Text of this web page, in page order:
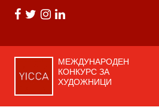
МЕЖДУНАРОДЕН
КОНКУРС ЗА
ХУДОЖНИЦИ